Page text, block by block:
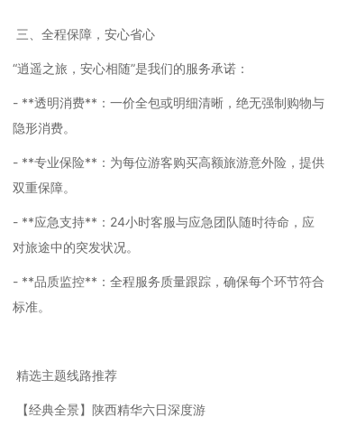
三、全程保障，安心省心
“逍遥之旅，安心相随”是我们的服务承诺：
- **透明消费**：一价全包或明细清晰，绝无强制购物与
隐形消费。
- **专业保险**：为每位游客购买高额旅游意外险，提供
双重保障。
- **应急支持**：24小时客服与应急团队随时待命，应
对旅途中的突发状况。
- **品质监控**：全程服务质量跟踪，确保每个环节符合
标准。
精选主题线路推荐
【经典全景】陕西精华六日深度游